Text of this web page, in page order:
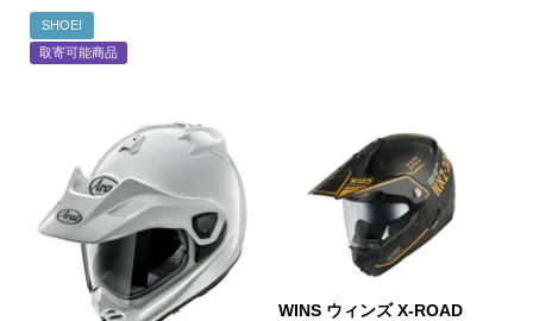
SHOEI
取寄可能商品
WINS ウィンズ X-ROAD